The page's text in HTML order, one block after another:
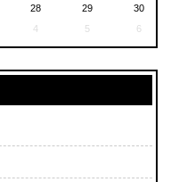
28 29
30
4 5 6